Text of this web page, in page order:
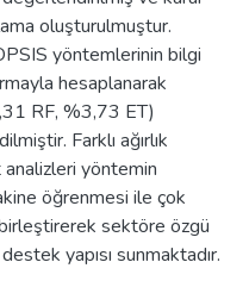
oluşturulmuştur.
yöntemlerinin bilgi
hesaplanarak
RF, %3,73 ET)
Farklı ağırlık
analizleri yöntemin
öğrenmesi ile çok
sektöre özgü
yapısı sunmaktadır.